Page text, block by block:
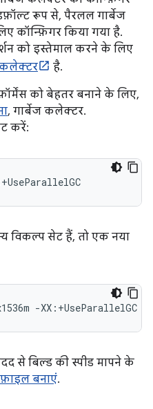
रूप से, पैरलल गार्बेज
कॉन्फ़िगर किया गया है.
को इस्तेमाल करने के लिए
कलेक्टर
है.
को बेहतर बनाने के लिए,
, गार्बेज कलेक्टर.
करें:
विकल्प सेट हैं, तो एक नया
-XX:+UseParallelGC
से बिल्ड की स्पीड मापने के
बनाएं.